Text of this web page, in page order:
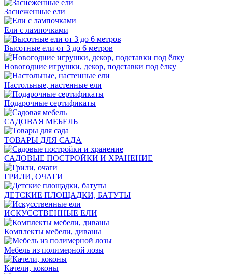
Заснеженные ели
Ели с лампочками
Высотные ели от 3 до 6 метров
Новогодние игрушки, декор, подставки под ёлку
Настольные, настенные ели
Подарочные сертификаты
САДОВАЯ МЕБЕЛЬ
ТОВАРЫ ДЛЯ САДА
САДОВЫЕ ПОСТРОЙКИ И ХРАНЕНИЕ
ГРИЛИ, ОЧАГИ
ДЕТСКИЕ ПЛОЩАДКИ, БАТУТЫ
ИСКУССТВЕННЫЕ ЕЛИ
Комплекты мебели, диваны
Мебель из полимерной лозы
Качели, коконы